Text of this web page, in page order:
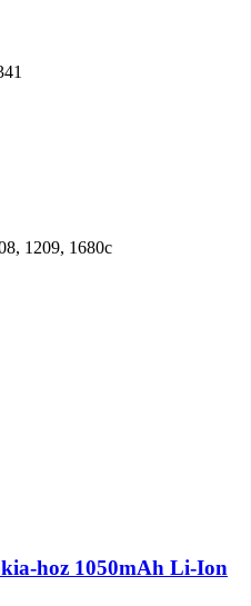
1209, 1680c
hoz 1050mAh Li-Ion